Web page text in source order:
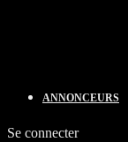
ANNONCEURS
Se connecter